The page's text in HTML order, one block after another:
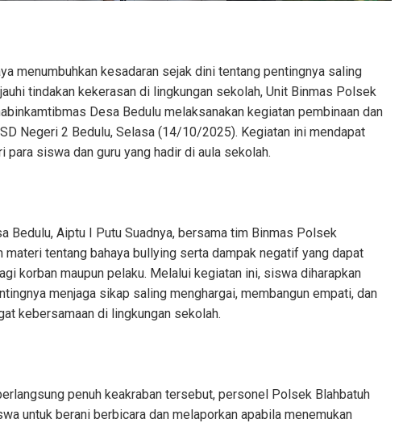
menumbuhkan kesadaran sejak dini tentang pentingnya saling
tindakan kekerasan di lingkungan sekolah, Unit Binmas Polsek
Desa Bedulu melaksanakan kegiatan pembinaan dan
Negeri 2 Bedulu, Selasa (14/10/2025). Kegiatan ini mendapat
para siswa dan guru yang hadir di aula sekolah.
Bedulu, Aiptu I Putu Suadnya, bersama tim Binmas Polsek
materi tentang bahaya bullying serta dampak negatif yang dapat
korban maupun pelaku. Melalui kegiatan ini, siswa diharapkan
menjaga sikap saling menghargai, membangun empati, dan
kebersamaan di lingkungan sekolah.
penuh keakraban tersebut, personel Polsek Blahbatuh
untuk berani berbicara dan melaporkan apabila menemukan